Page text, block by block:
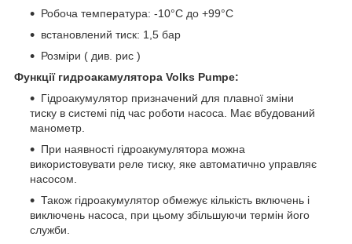
Робоча температура: -10°С до +99°С
встановлений тиск: 1,5 бар
Розміри ( див. рис )
Функції гидроакамулятора Volks Pumpe:
Гідроакумулятор призначений для плавної зміни
тиску в системі під час роботи насоса. Має вбудований
манометр.
При наявності гідроакумулятора можна
використовувати реле тиску, яке автоматично управляє
насосом.
Також гідроакумулятор обмежує кількість включень і
виключень насоса, при цьому збільшуючи термін його
служби.